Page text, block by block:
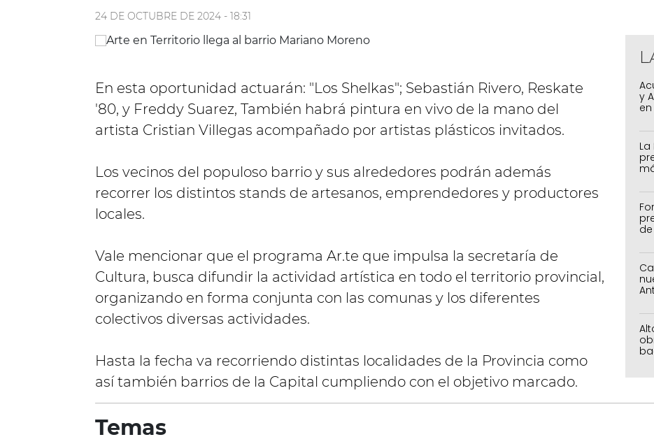
24 DE OCTUBRE DE 2024 - 18:31
En esta oportunidad actuarán: "Los Shelkas"; Sebastián Rivero, Reskate
'80, y Freddy Suarez, También habrá pintura en vivo de la mano del
artista Cristian Villegas acompañado por artistas plásticos invitados.
Los vecinos del populoso barrio y sus alrededores podrán además
recorrer los distintos stands de artesanos, emprendedores y productores
locales.
Vale mencionar que el programa Ar.te que impulsa la secretaría de
Cultura, busca difundir la actividad artística en todo el territorio provincial,
organizando en forma conjunta con las comunas y los diferentes
colectivos diversas actividades.
Hasta la fecha va recorriendo distintas localidades de la Provincia como
así también barrios de la Capital cumpliendo con el objetivo marcado.
y
Temas